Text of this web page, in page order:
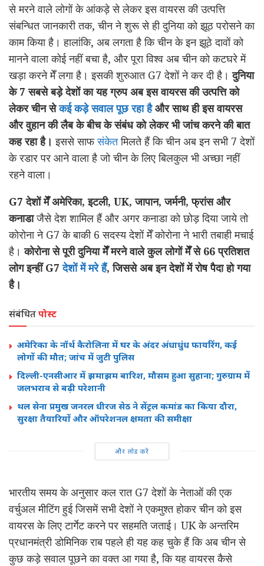
से मरने वाले लोगों के आंकड़े से लेकर इस वायरस की उत्पत्ति
संबन्धित जानकारी तक, चीन ने शुरू से ही दुनिया को झूठ परोसने का
काम किया है। हालांकि, अब लगता है कि चीन के इन झूठे दावों को
मानने वाला कोई नहीं बचा है, और पूरा विश्व अब चीन को कटघरे में
खड़ा करने मेँ लगा है। इसकी शुरुआत G7 देशों ने कर दी है।दुनिया
के 7 सबसे बड़े देशों का यह ग्रुप अब इस वायरस की उत्पत्ति को
लेकर चीन सेकई कड़े सवाल पूछ रहा हैऔर साथ ही इस वायरस
और वुहान की लैब के बीच के संबंध को लेकर भी जांच करने की बात
कह रहा है। इससे साफसंकेतमिलते हैं कि चीन अब इन सभी 7 देशों
के रडार पर आने वाला है जो चीन के लिए बिलकुल भी अच्छा नहीं
रहने वाला।
G7 देशों मेँ अमेरिका, इटली, UK, जापान, जर्मनी, फ्रांस और
कनाडाजैसे देश शामिल हैं और अगर कनाडा को छोड़ दिया जाये तो
कोरोना ने G7 के बाकी 6 सदस्य देशों मेँ कोरोना ने भारी तबाही मचाई
है।कोरोना से पूरी दुनिया मेँ मरने वाले कुल लोगों मेँ से 66 प्रतिशत
लोग इन्हीं G7देशों में मरे हैं, जिससे अब इन देशों में रोष पैदा हो गया
है।
संबंधितपोस्ट
अमेरिका के नॉर्थ कैरोलिना में घर के अंदर अंधाधुंध फायरिंग, कई
लोगों की मौत; जांच में जुटी पुलिस
दिल्ली-एनसीआर में झमाझम बारिश, मौसम हुआ सुहाना; गुरुग्राम में
जलभराव से बढ़ी परेशानी
थल सेना प्रमुख जनरल धीरज सेठ ने सेंट्रल कमांड का किया दौरा,
सुरक्षा तैयारियों और ऑपरेशनल क्षमता की समीक्षा
और लोड करें
भारतीय समय के अनुसार कल रात G7 देशों के नेताओं की एक
वर्चुअल मीटिंग हुई जिसमें सभी देशों ने एकमुश्त होकर चीन को इस
वायरस के लिए टार्गेट करने पर सहमति जताई। UK के अन्तरिम
प्रधानमंत्री डोमिनिक राब पहले ही यह कह चुके हैं कि अब चीन से
कुछ कड़े सवाल पूछने का वक्त आ गया है, कि यह वायरस कैसे